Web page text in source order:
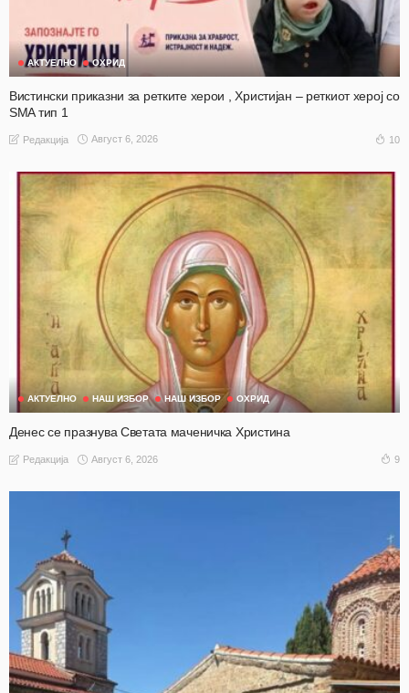
АКТУЕЛНО ОХРИД
Вистински приказни за ретките херои , Христијан – реткиот херој со
SMA тип 1
Редакција Август 6, 2026 10
АКТУЕЛНО НАШ ИЗБОР НАШ ИЗБОР ОХРИД
Денес се празнува Светата маченичка Христина
Редакција Август 6, 2026 9